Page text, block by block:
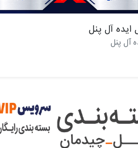
ایده آل پنل
آل پنل